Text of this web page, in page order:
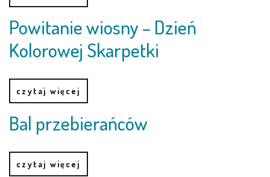
LEŚNE PSZCZÓŁKI – BYSŁAW
ŻABKI – BYSŁAW
SOWY – BYSŁAW
WIEWIÓRKI – BYSŁAW
Powitanie wiosny – Dzień
Kolorowej Skarpetki
czytaj więcej
Bal przebierańców
czytaj więcej